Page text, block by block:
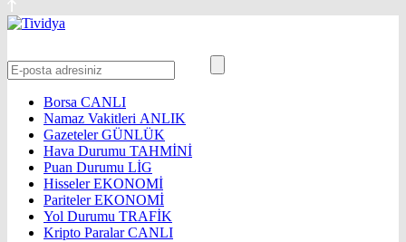
Borsa CANLI
Namaz Vakitleri ANLIK
GazetelerGÜNLÜK
Hava Durumu TAHMİNİ
Puan Durumu LİG
HisselerEKONOMİ
ParitelerEKONOMİ
Yol Durumu TRAFİK
Kripto ParalarCANLI